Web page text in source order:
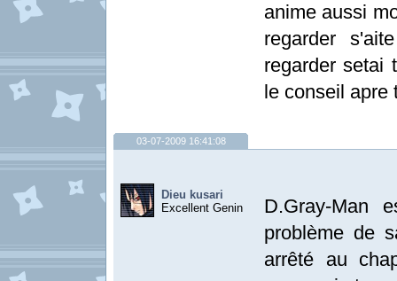
anime aussi
regarder
regarder setai
le conseil apre
03-07-2009 16:41:08
Dieu kusari
Excellent Genin
D.Gray-Man
problème de
arrêté au